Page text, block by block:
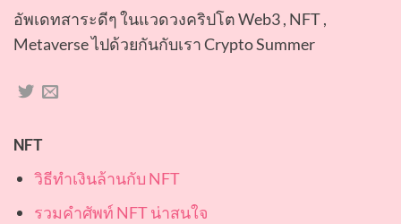
อัพเดทสาระดีๆ ในแวดวงคริปโต Web3 , NFT ,
Metaverse ไปด้วยกันกับเรา Crypto Summer
NFT
วิธีทำเงินล้านกับ NFT
รวมคำศัพท์ NFT น่าสนใจ